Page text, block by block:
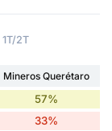
1T/2T
Mineros Querétaro
57%
33%